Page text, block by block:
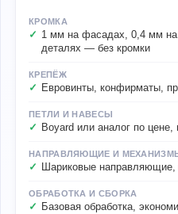
КРОМКА
1 мм на фасадах, 0,4 мм
деталях — без кромки
КРЕПЁЖ
Евровинты, конфирматы,
ПЕТЛИ И НАВЕСЫ
Boyard или аналог по
НАПРАВЛЯЮЩИЕ И
Шариковые направляющие,
ОБРАБОТКА И СБОРКА
Базовая обработка,